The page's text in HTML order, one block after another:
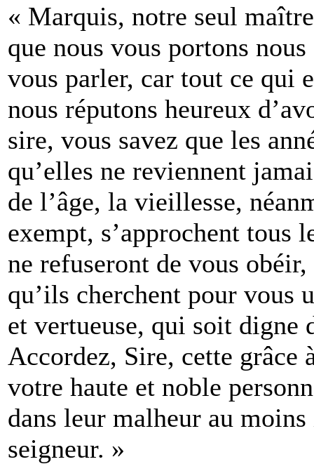
« Marquis, notre seul
que nous vous portons
vous parler, car tout ce qui
nous réputons heureux
sire, vous savez que les
qu’elles ne reviennent
de l’âge, la vieillesse,
exempt, s’approchent tous
ne refuseront de vous
qu’ils cherchent pour vous
et vertueuse, qui soit digne
Accordez, Sire, cette grâce
votre haute et noble
dans leur malheur au moins
seigneur. »